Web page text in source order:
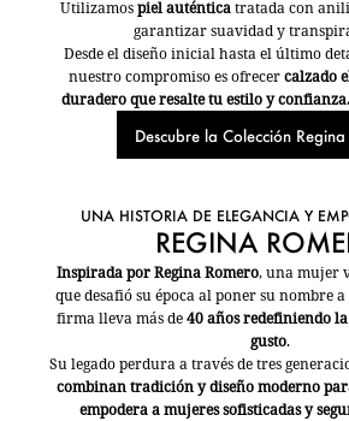
Utilizamospiel auténticatratada con
garantizar suavidad y
Desde el diseño inicial hasta el último
nuestro compromiso es ofrecercalzado
duradero que resalte tu estilo y
Descubre la Colección
UNA HISTORIA DE ELEGANCIA Y
REGINA
Inspirada por Regina Romero, una mujer
que desafió su época al poner su nombre
firma lleva más de40 años redefiniendo
gusto.
Su legado perdura a través de tres
combinan tradición y diseño moderno
empodera a mujeres sofisticadas y